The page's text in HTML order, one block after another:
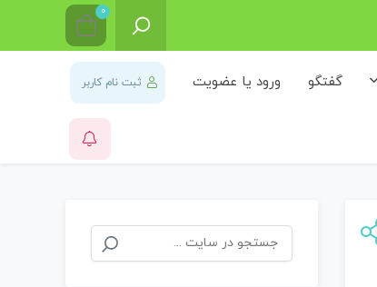
0
گفتگو ورود یا عضویت ثبت نام کاربر